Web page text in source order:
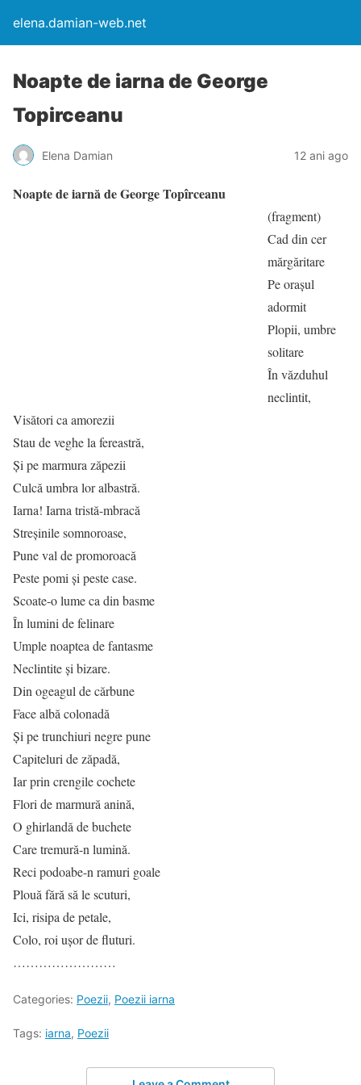
elena.damian-web.net
Noapte de iarna de George
Topirceanu
Elena Damian 12 ani ago
Noapte de iarnă de George Topîrceanu
(fragment)
Cad din cer
mărgăritare
Pe orașul
adormit
Plopii, umbre
solitare
În văzduhul
neclintit,
Visători ca amorezii
Stau de veghe la fereastră,
Și pe marmura zăpezii
Culcă umbra lor albastră.
Iarna! Iarna tristă-mbracă
Streșinile somnoroase,
Pune val de promoroacă
Peste pomi și peste case.
Scoate-o lume ca din basme
În lumini de felinare
Umple noaptea de fantasme
Neclintite și bizare.
Din ogeagul de cărbune
Face albă colonadă
Și pe trunchiuri negre pune
Capiteluri de zăpadă,
Iar prin crengile cochete
Flori de marmură anină,
O ghirlandă de buchete
Care tremură-n lumină.
Reci podoabe-n ramuri goale
Plouă fără să le scuturi,
Ici, risipa de petale,
Colo, roi ușor de fluturi.
……………………
Categories: Poezii, Poezii iarna
Tags: iarna, Poezii